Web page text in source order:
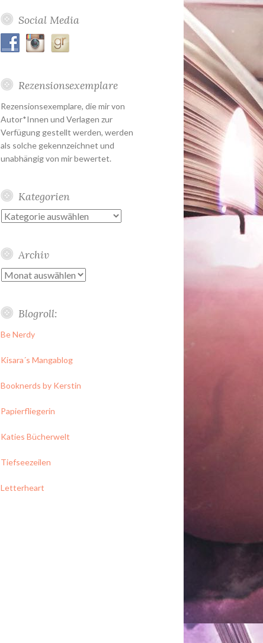
Social Media
Rezensionsexemplare
Rezensionsexemplare, die mir von
Autor*Innen und Verlagen zur
Verfügung gestellt werden, werden
als solche gekennzeichnet und
unabhängig von mir bewertet.
Kategorien
Kategorien
Archiv
Archiv
Blogroll:
Be Nerdy
Kisara´s Mangablog
Booknerds by Kerstin
Papierfliegerin
Katies Bücherwelt
Tiefseezeilen
Letterheart